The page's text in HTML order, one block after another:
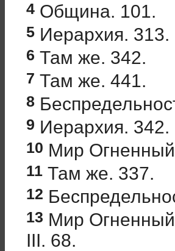
4 Община. 101.
5 Иерархия. 313.
6 Там же. 342.
7 Там же. 441.
8
9 Иерархия. 342.
10 Мир
11 Там же. 337.
12
13 Мир
III. 68.